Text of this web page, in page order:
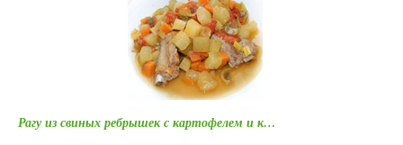
Рагу из свиных ребрышек с картофелем и к…